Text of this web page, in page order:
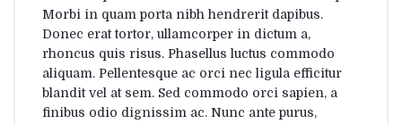
Morbi in quam porta nibh hendrerit dapibus.
Donec erat tortor, ullamcorper in dictum a,
rhoncus quis risus. Phasellus luctus commodo
aliquam. Pellentesque ac orci nec ligula efficitur
blandit vel at sem. Sed commodo orci sapien, a
finibus odio dignissim ac. Nunc ante purus,